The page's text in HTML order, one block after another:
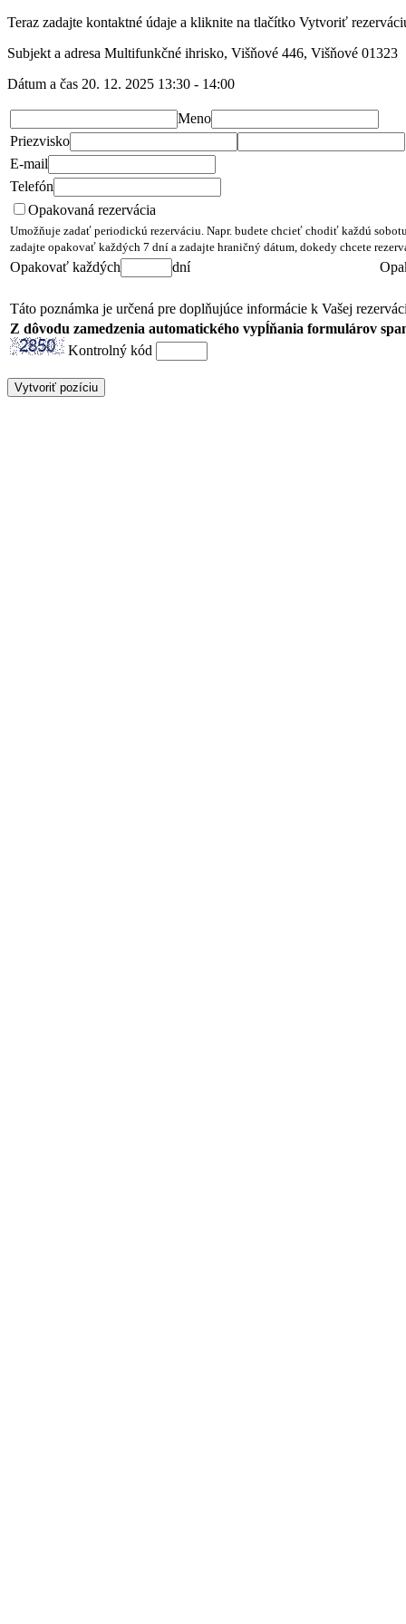
Teraz zadajte kontaktné údaje a kliknite na tlačítko Vytvoriť
Subjekt a adresa Multifunkčné ihrisko, Višňové 446, Višňové 01323
Dátum a čas 20. 12. 2025 13:30 - 14:00
Meno
Priezvisko
E-mail
Telefón
Opakovaná rezervácia
Umožňuje zadať periodickú rezerváciu. Napr. budete chcieť chodiť každú
zadajte opakovať každých 7 dní a zadajte hraničný dátum, dokedy chcete
Opakovať každých dní
Táto poznámka je určená pre doplňujúce informácie k Vašej
Z dôvodu zamedzenia automatického vypĺňania formulárov
Kontrolný kód